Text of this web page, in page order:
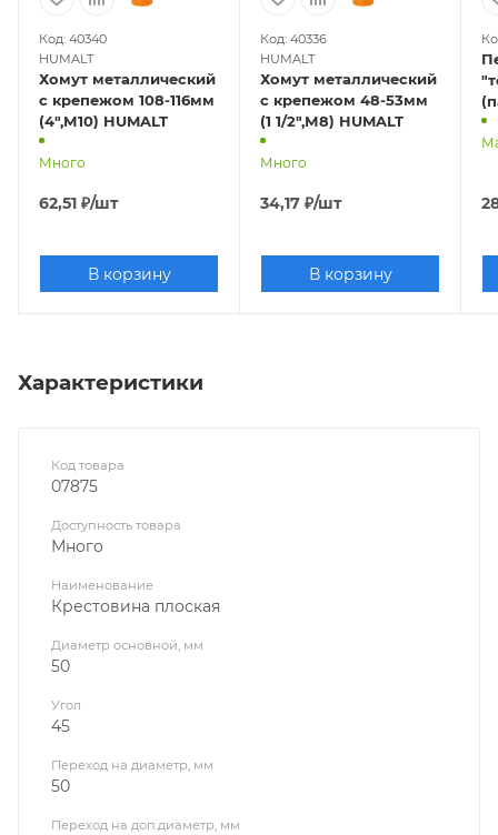
Код: 40340
HUMALT
Хомут металлический
с крепежом 108-116мм
(4",М10) HUMALT
Много
62,51 ₽/шт
В корзину
Код: 40336
HUMALT
Хомут металлический
с крепежом 48-53мм
(1 1/2",М8) HUMALT
Много
34,17 ₽/шт
В корзину
Характеристики
Код товара
07875
Доступность товара
Много
Наименование
Крестовина плоская
Диаметр основной, мм
50
Угол
45
Переход на диаметр, мм
50
Переход на доп.диаметр, мм